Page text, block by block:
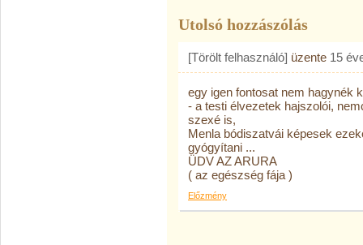
Utolsó hozzászólás
[Törölt felhasználó] üzente 15
egy igen fontosat nem hagynék
- a testi élvezetek hajszolói,
szexé is,
Menla bódiszatvái képesek
gyógyítani ...
ÜDV AZ ARURA
( az egészség fája )
Előzmény